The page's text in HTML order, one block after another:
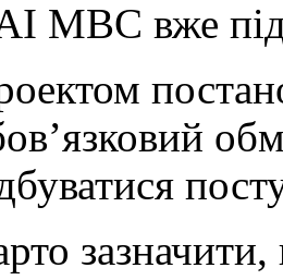
МВС вже